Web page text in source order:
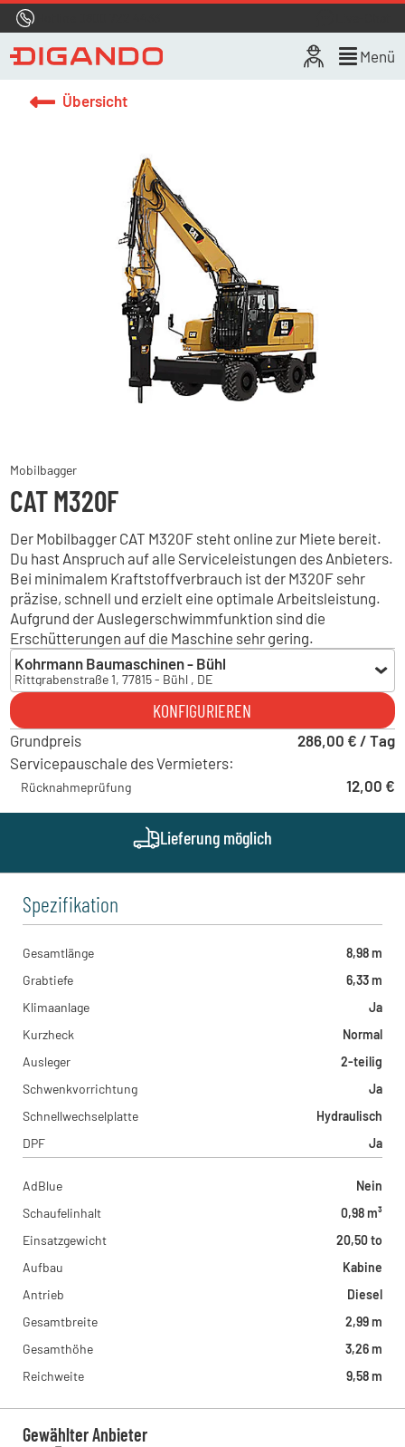
Menü
Übersicht
Mobilbagger
CAT M320F
Der Mobilbagger CAT M320F steht online zur Miete bereit.
Du hast Anspruch auf alle Serviceleistungen des Anbieters.
Bei minimalem Kraftstoffverbrauch ist der M320F sehr
präzise, schnell und erzielt eine optimale Arbeitsleistung.
Aufgrund der Auslegerschwimmfunktion sind die
Erschütterungen auf die Maschine sehr gering.
Kohrmann Baumaschinen - Bühl
Rittgrabenstraße 1, 77815 - Bühl , DE
Kohrmann Baumaschinen - Bühl
Rittgrabenstraße 1, 77815 - Bühl , DE
Hoch Baumaschinen - Steinach
Bildstöckle 10, 77790 - Steinach , DE
Kohrmann Baumaschinen - Leipzig
Westringstraße 101, 04435 - Schkeuditz , DE
KONFIGURIEREN
Grundpreis
286,00 € / Tag
Servicepauschale des Vermieters:
Rücknahmeprüfung 12,00 €
Lieferung möglich
Spezifikation
Gesamtlänge
8,98 m
Grabtiefe
6,33 m
Klimaanlage
Ja
Kurzheck
Normal
Ausleger
2-teilig
Schwenkvorrichtung
Ja
Schnellwechselplatte
Hydraulisch
DPF
Ja
AdBlue
Nein
Schaufelinhalt
0,98 m³
Einsatzgewicht
20,50 to
Aufbau
Kabine
Antrieb
Diesel
Gesamtbreite
2,99 m
Gesamthöhe
3,26 m
Reichweite
9,58 m
Gewählter Anbieter